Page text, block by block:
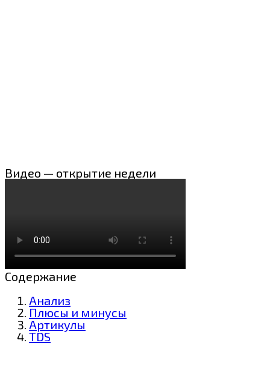
Видео — открытие недели
Содержание
Анализ
Плюсы и минусы
Артикулы
TDS